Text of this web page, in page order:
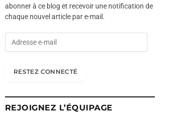
abonner à ce blog et recevoir une notification de
chaque nouvel article par e-mail.
e
RESTEZ CONNECTÉ
REJOIGNEZ L’ÉQUIPAGE